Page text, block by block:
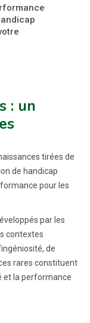
: un
tirées de
de handicap
pour les
par les
contextes
de
rares constituent
et la performance